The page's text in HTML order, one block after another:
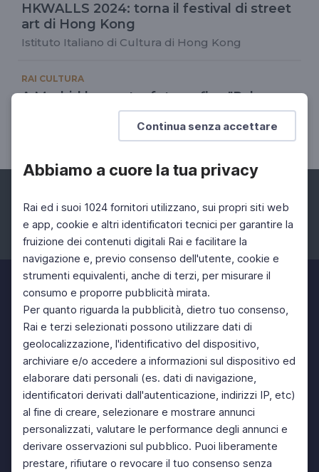
Continua senza accettare
Abbiamo a cuore la tua privacy
Rai ed i suoi 1024 fornitori utilizzano, sui propri siti web
e app, cookie e altri identificatori tecnici per garantire la
fruizione dei contenuti digitali Rai e facilitare la
navigazione e, previo consenso dell'utente, cookie e
strumenti equivalenti, anche di terzi, per misurare il
consumo e proporre pubblicità mirata.
Per quanto riguarda la pubblicità, dietro tuo consenso,
Rai e terzi selezionati possono utilizzare dati di
geolocalizzazione, l'identificativo del dispositivo,
archiviare e/o accedere a informazioni sul dispositivo ed
elaborare dati personali (es. dati di navigazione,
identificatori derivati dall'autenticazione, indirizzi IP, etc)
al fine di creare, selezionare e mostrare annunci
personalizzati, valutare le performance degli annunci e
derivare osservazioni sul pubblico. Puoi liberamente
prestare, rifiutare o revocare il tuo consenso senza
HKWALLS 2024: torna il festival di street
art di Hong Kong
Istituto Italiano di Cultura di Hong Kong
RAI CULTURA
A Madrid la mostra fotografica "Palermo
A cura dell'Istituto Italiano di Cultura di Madrid
Facebook Instagram Twitter